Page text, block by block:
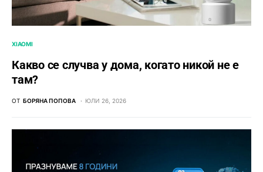
XIAOMI
Какво се случва у дома, когато никой не е
там?
ОТ БОРЯНА ПОПОВА ЮЛИ 26, 2026